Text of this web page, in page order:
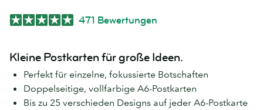
471 Bewertungen
Kleine Postkarten für große Ideen.
Perfekt für einzelne, fokussierte Botschaften
Doppelseitige, vollfarbige A6-Postkarten
Bis zu 25 verschieden Designs auf jeder A6-Postkarte